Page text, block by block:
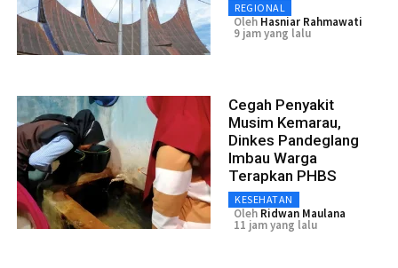
REGIONAL
Oleh Hasniar Rahmawati
9 jam yang lalu
Cegah Penyakit
Musim Kemarau,
Dinkes Pandeglang
Imbau Warga
Terapkan PHBS
KESEHATAN
Oleh Ridwan Maulana
11 jam yang lalu